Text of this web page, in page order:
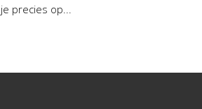
precies op...